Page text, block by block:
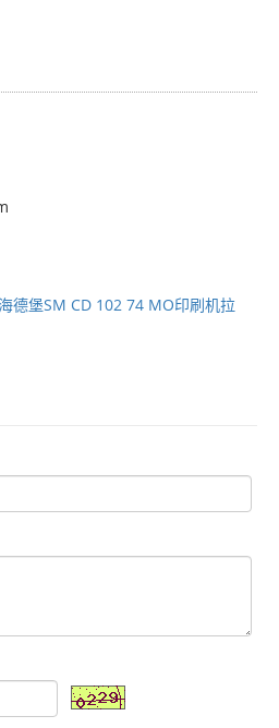
德堡SM CD 102 74 MO印刷机拉